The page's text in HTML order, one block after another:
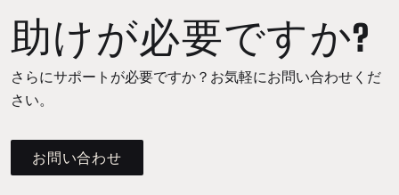
助けが必要ですか?
さらにサポートが必要ですか？お気軽にお問い合わせくだ
さい。
お問い合わせ